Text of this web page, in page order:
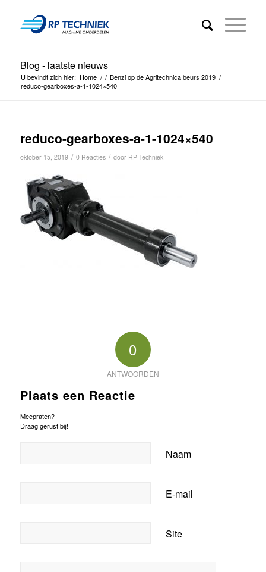
Blog - laatste nieuws
U bevindt zich hier: Home / / Benzi op de Agritechnica beurs 2019 /
reduco-gearboxes-a-1-1024×540
reduco-gearboxes-a-1-1024×540
oktober 15, 2019 / 0 Reacties / door RP Techniek
0
ANTWOORDEN
Plaats een Reactie
Meepraten?
Draag gerust bij!
Naam
E-mail
Site